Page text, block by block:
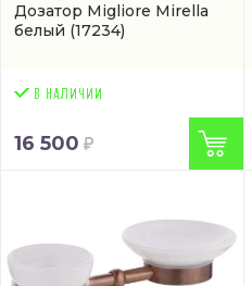
Дозатор Migliore Mirella
белый (17234)
16 500